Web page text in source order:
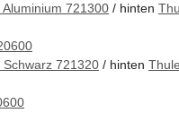
721300 / hinten
721320 / hinten